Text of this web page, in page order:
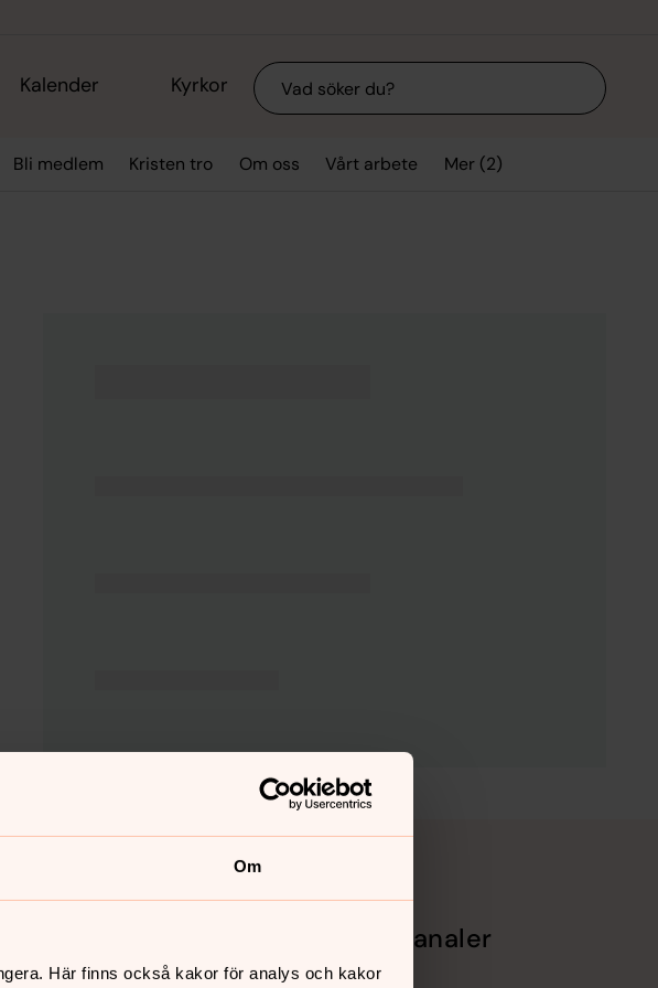
Om
Här finns också kakor för analys och kakor
Kalender Kyrkor Sök
Bli medlem Kristen tro Om oss Vårt arbete Mer (2)
Sociala kanaler